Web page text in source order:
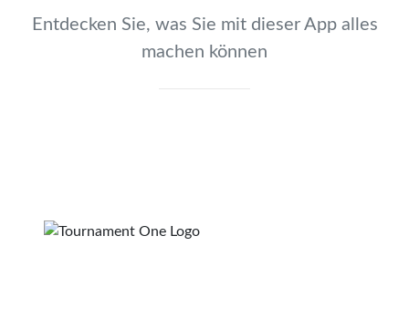
Entdecken Sie, was Sie mit dieser App alles
machen können